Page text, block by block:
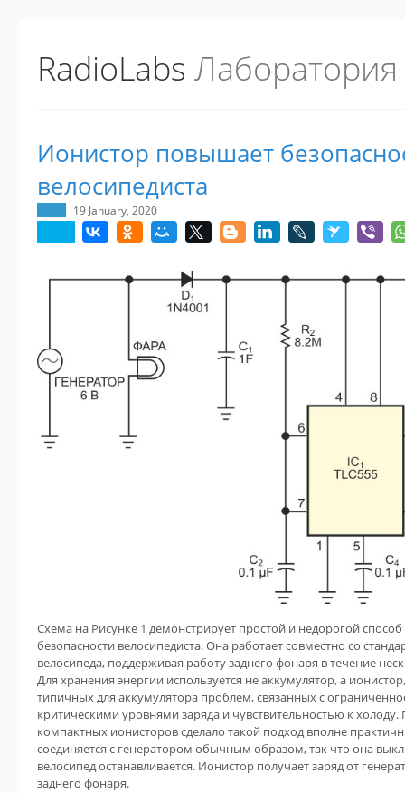
RadioLabs
Ионистор повышает
велосипедиста
19 January, 2020
Схема на Рисунке 1 демонстрирует простой и недорогой
безопасности велосипедиста. Она работает совместно со
велосипеда, поддерживая работу заднего фонаря в течение
Для хранения энергии используется не аккумулятор, а
типичных для аккумулятора проблем, связанных с
критическими уровнями заряда и чувствительностью к
компактных ионисторов сделало такой подход вполне
соединяется с генератором обычным образом, так что она
велосипед останавливается. Ионистор получает заряд от
заднего фонаря.